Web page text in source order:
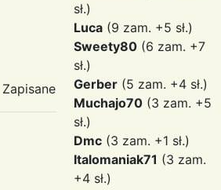
Zapisane
sł.)
Luca (9 zam. +5 sł.)
Sweety80 (6 zam. +7
sł.)
Gerber (5 zam. +4 sł.)
Muchajo70 (3 zam. +5
sł.)
Dmc (3 zam. +1 sł.)
Italomaniak71 (3 zam.
+4 sł.)